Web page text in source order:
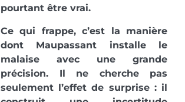
pourtant être vrai.
Ce qui frappe, c’est la manière
dont Maupassant installe le
malaise avec une grande
précision. Il ne cherche pas
seulement l’effet de surprise : il